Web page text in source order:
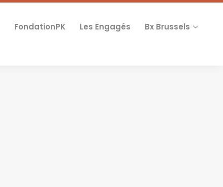
FondationPK Les Engagés Bx Brussels